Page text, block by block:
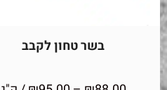
בשר טחון לקבב